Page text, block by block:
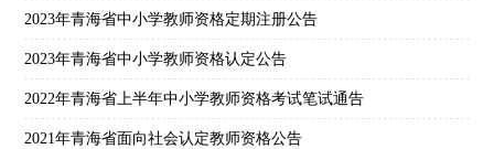
2023年青海省中小学教师资格定期注册公告
2023年青海省中小学教师资格认定公告
2022年青海省上半年中小学教师资格考试笔试通告
2021年青海省面向社会认定教师资格公告